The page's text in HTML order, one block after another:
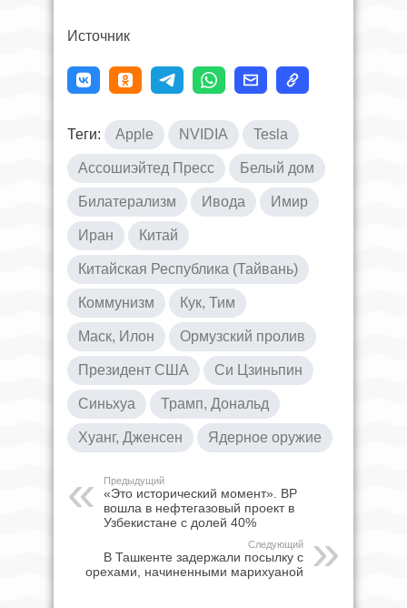
Источник
Теги: Apple NVIDIA Tesla
Ассошиэйтед Пресс Белый дом
Билатерализм Ивода Имир
Иран Китай
Китайская Республика (Тайвань)
Коммунизм Кук, Тим
Маск, Илон Ормузский пролив
Президент США Си Цзиньпин
Синьхуа Трамп, Дональд
Хуанг, Дженсен Ядерное оружие
Предыдущий
«Это исторический момент». BP
вошла в нефтегазовый проект в
Узбекистане с долей 40%
Следующий
В Ташкенте задержали посылку с
орехами, начиненными марихуаной